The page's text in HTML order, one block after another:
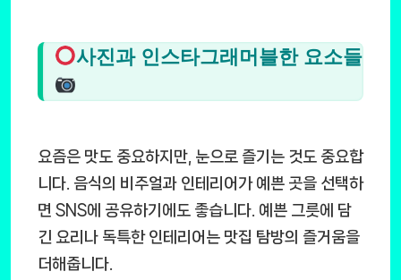
사진과 인스타그래머블한 요소들
요즘은 맛도 중요하지만, 눈으로 즐기는 것도 중요합
니다. 음식의 비주얼과 인테리어가 예쁜 곳을 선택하
면 SNS에 공유하기에도 좋습니다. 예쁜 그릇에 담
긴 요리나 독특한 인테리어는 맛집 탐방의 즐거움을
더해줍니다.